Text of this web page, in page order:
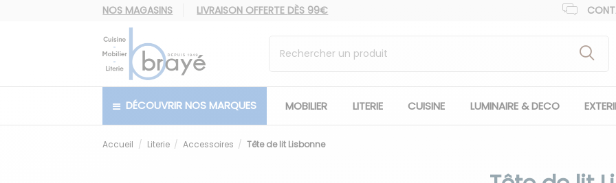
NOS MAGASINS LIVRAISON OFFERTE DÈS 99€
DÉCOUVRIR NOS MARQUES MOBILIER LITERIE CUISINE LUMINAIRE & DECO
Accueil Literie Accessoires Tête de lit Lisbonne